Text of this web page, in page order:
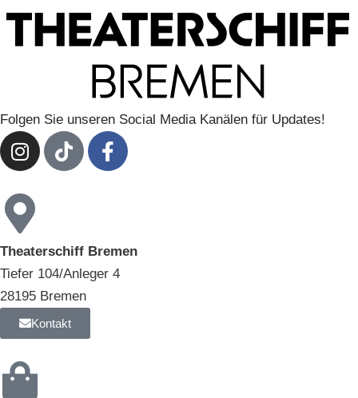
Folgen Sie unseren Social Media Kanälen für Updates!
Theaterschiff Bremen
Tiefer 104/Anleger 4
28195 Bremen
Kontakt